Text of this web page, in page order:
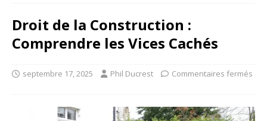
Droit de la Construction :
Comprendre les Vices Cachés
septembre 17, 2025 Phil Ducrest Commentaires fermés